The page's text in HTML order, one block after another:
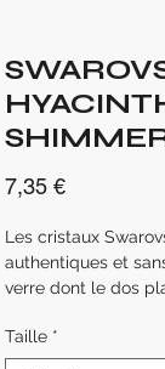
7,35 €Prix
Les cristaux
authentiques et
verre dont le dos
à celle d'un diamant.
Taille *